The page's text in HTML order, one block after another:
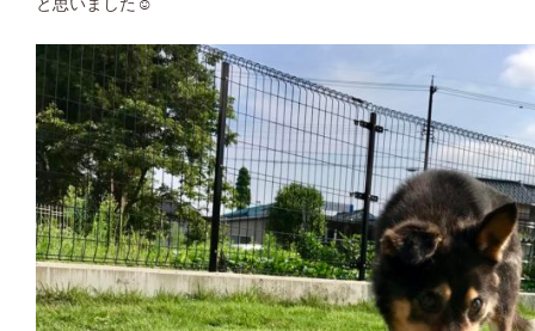
と思いました☺︎